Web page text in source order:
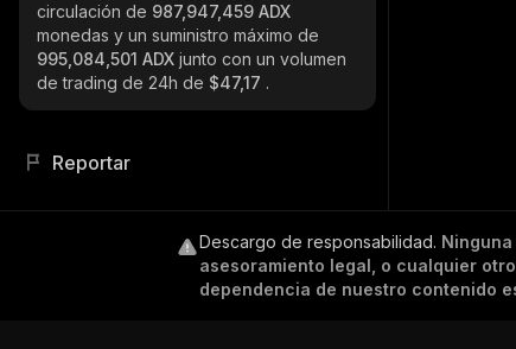
circulación de 987,947,459 ADX
monedas y un suministro máximo de
995,084,501 ADX junto con un volumen
de trading de 24h de $47,17 .
Reportar
Descargo de responsabilidad.
asesoramiento legal, o cualquier
dependencia de nuestro contenido